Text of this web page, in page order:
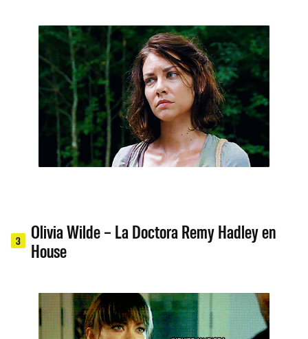
3
Olivia Wilde – La Doctora Remy Hadley en
House